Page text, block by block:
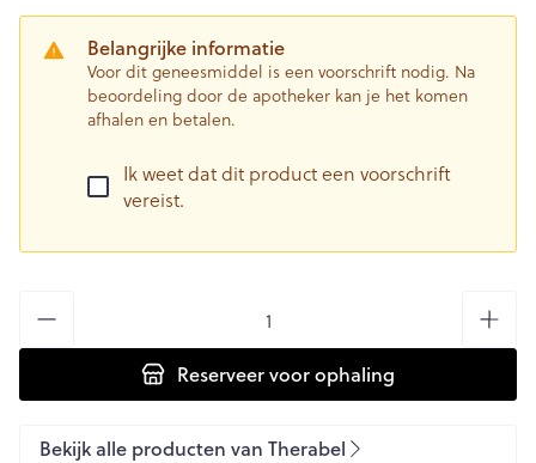
Belangrijke informatie
Voor dit geneesmiddel is een voorschrift nodig. Na
beoordeling door de apotheker kan je het komen
afhalen en betalen.
Ik weet dat dit product een voorschrift
vereist.
Reserveervoor ophaling
Bekijk alle producten van Therabel